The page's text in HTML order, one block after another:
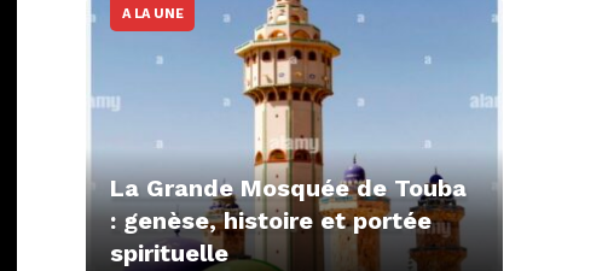
A LA UNE
La Grande Mosquée de Touba
: genèse, histoire et portée
spirituelle